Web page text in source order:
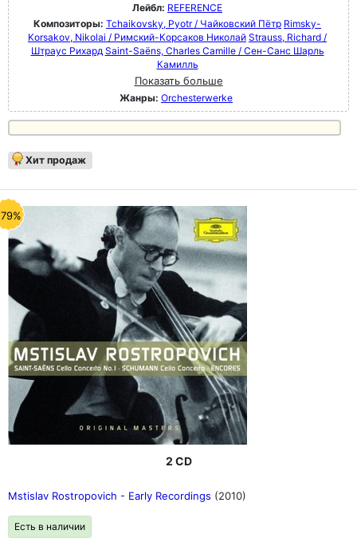
Лейбл: REFERENCE
Композиторы: Tchaikovsky, Pyotr / Чайковский Пётр Rimsky-
Korsakov, Nikolai / Римский-Корсаков Николай Strauss, Richard /
Штраус Рихард Saint-Saëns, Charles Camille / Сен-Санс Шарль
Камилль
Показать больше
Жанры: Orchesterwerke
Хит продаж
2 CD
Mstislav Rostropovich - Early Recordings (2010)
Есть в наличии